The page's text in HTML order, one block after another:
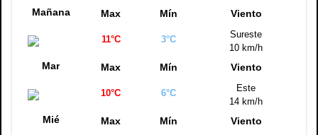
Mañana Max Mín Viento
11°C 3°C
Sureste
10 km/h
Mar Max Mín Viento
10°C 6°C
Este
14 km/h
Mié Max Mín Viento